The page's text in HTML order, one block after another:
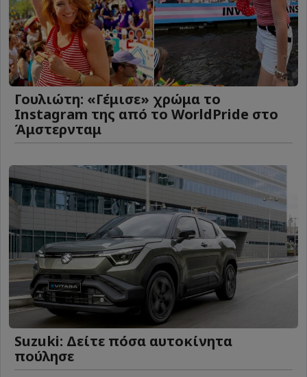
Γουλιώτη: «Γέμισε» χρώμα το
Instagram της από το WorldPride στο
Άμστερνταμ
Suzuki: Δείτε πόσα αυτοκίνητα
πούλησε